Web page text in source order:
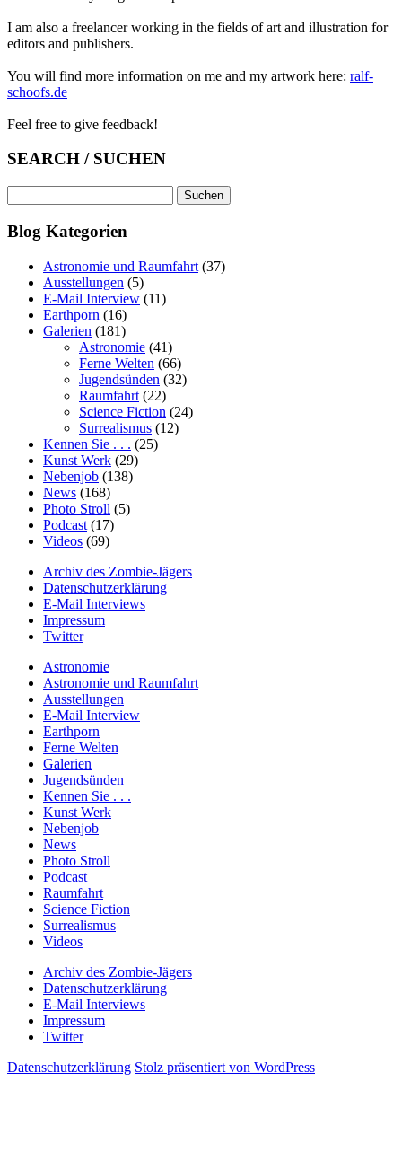
I am also a freelancer working in the fields of art and illustration for
editors and publishers.
You will find more information on me and my artwork here: ralf-
schoofs.de
Feel free to give feedback!
SEARCH / SUCHEN
nach:
Blog Kategorien
Astronomie und Raumfahrt (37)
Ausstellungen (5)
E-Mail Interview (11)
Earthporn (16)
Galerien (181)
Astronomie (41)
Ferne Welten (66)
Jugendsünden (32)
Raumfahrt (22)
Science Fiction (24)
Surrealismus (12)
Kennen Sie . . . (25)
Kunst Werk (29)
Nebenjob (138)
News (168)
Photo Stroll (5)
Podcast (17)
Videos (69)
Archiv des Zombie-Jägers
Datenschutzerklärung
E-Mail Interviews
Impressum
Twitter
Astronomie
Astronomie und Raumfahrt
Ausstellungen
E-Mail Interview
Earthporn
Ferne Welten
Galerien
Jugendsünden
Kennen Sie . . .
Kunst Werk
Nebenjob
News
Photo Stroll
Podcast
Raumfahrt
Science Fiction
Surrealismus
Videos
Archiv des Zombie-Jägers
Datenschutzerklärung
E-Mail Interviews
Impressum
Twitter
Datenschutzerklärung Stolz präsentiert von WordPress